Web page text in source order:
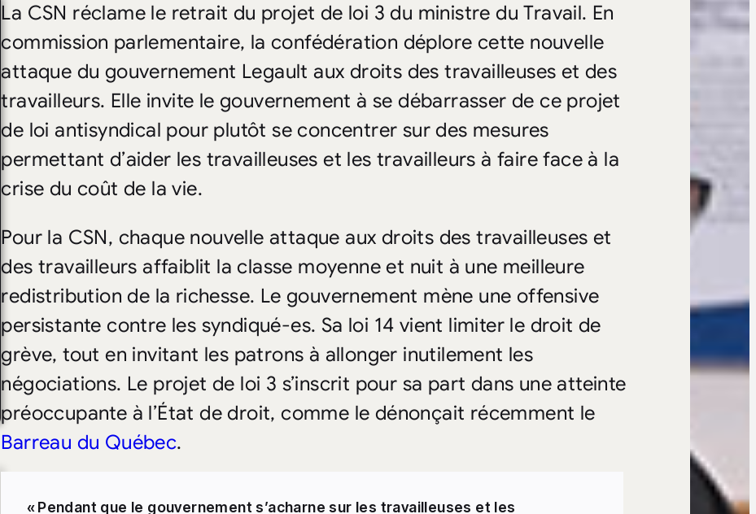
La CSN réclame le retrait du projet de loi 3 du ministre du Travail. En
commission parlementaire, la confédération déplore cette nouvelle
attaque du gouvernement Legault aux droits des travailleuses et des
travailleurs. Elle invite le gouvernement à se débarrasser de ce projet
de loi antisyndical pour plutôt se concentrer sur des mesures
permettant d’aider les travailleuses et les travailleurs à faire face à la
crise du coût de la vie.
Pour la CSN, chaque nouvelle attaque aux droits des travailleuses et
des travailleurs affaiblit la classe moyenne et nuit à une meilleure
redistribution de la richesse. Le gouvernement mène une offensive
persistante contre les syndiqué-es. Sa loi 14 vient limiter le droit de
grève, tout en invitant les patrons à allonger inutilement les
négociations. Le projet de loi 3 s’inscrit pour sa part dans une atteinte
préoccupante à l’État de droit, comme le dénonçait récemment le
Barreau du Québec.
« Pendant que le gouvernement s’acharne sur les travailleuses et les